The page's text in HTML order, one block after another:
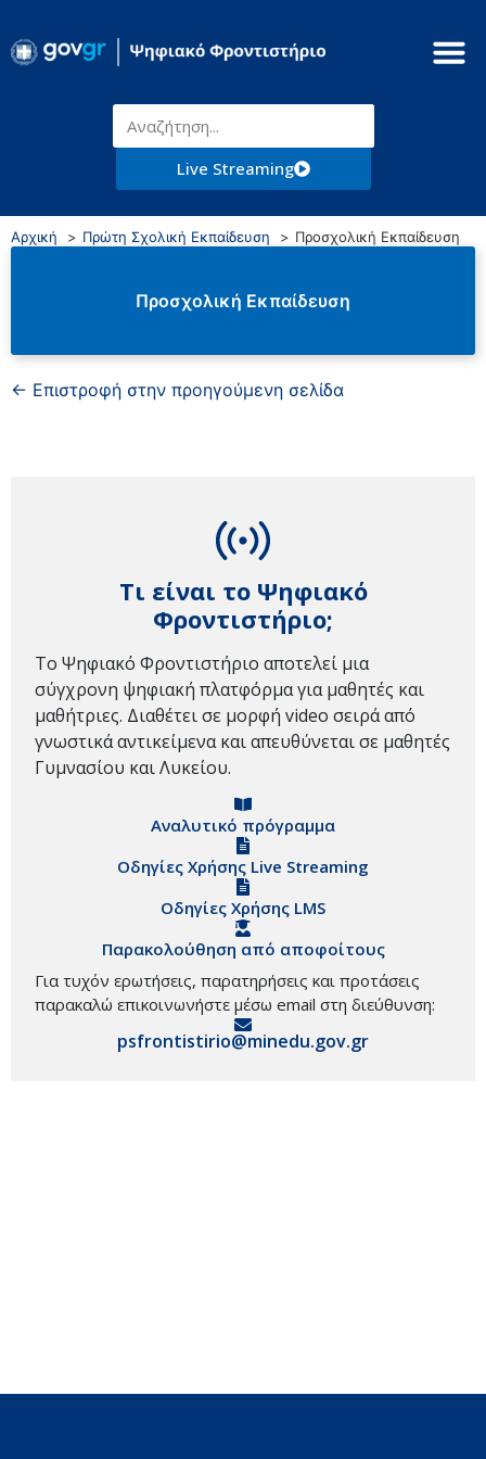
Live Streaming
Αρχική Πρώτη Σχολική Εκπαίδευση Προσχολική Εκπαίδευση
Προσχολική Εκπαίδευση
← Επιστροφή στην προηγούμενη σελίδα
Τι είναι το Ψηφιακό
Φροντιστήριο;
Το Ψηφιακό Φροντιστήριο αποτελεί μια
σύγχρονη ψηφιακή πλατφόρμα για μαθητές και
μαθήτριες. Διαθέτει σε μορφή video σειρά από
γνωστικά αντικείμενα και απευθύνεται σε μαθητές
Γυμνασίου και Λυκείου.
Αναλυτικό πρόγραμμα
Οδηγίες Χρήσης Live Streaming
Οδηγίες Χρήσης LMS
Παρακολούθηση από αποφοίτους
Για τυχόν ερωτήσεις, παρατηρήσεις και προτάσεις
παρακαλώ επικοινωνήστε μέσω email στη διεύθυνση:
psfrontistirio@minedu.gov.gr